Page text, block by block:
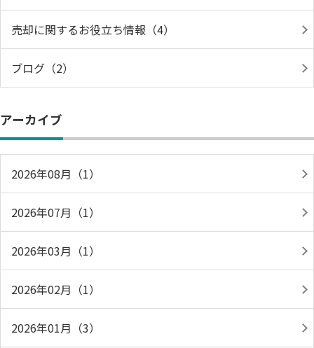
売却に関するお役立ち情報（4）
ブログ（2）
アーカイブ
2026年08月（1）
2026年07月（1）
2026年03月（1）
2026年02月（1）
2026年01月（3）